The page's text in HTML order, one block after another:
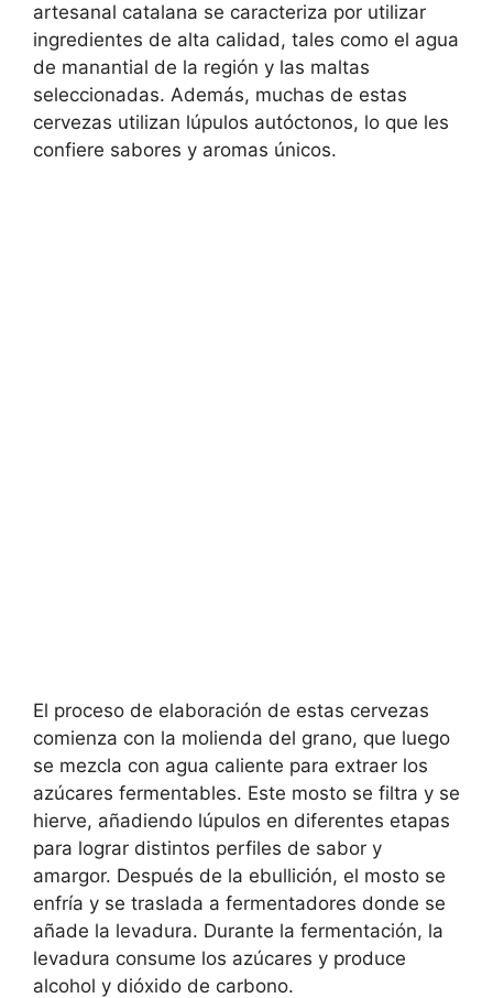
artesanal catalana se caracteriza por utilizar
ingredientes de alta calidad, tales como el agua
de manantial de la región y las maltas
seleccionadas. Además, muchas de estas
cervezas utilizan lúpulos autóctonos, lo que les
confiere sabores y aromas únicos.
El proceso de elaboración de estas cervezas
comienza con la molienda del grano, que luego
se mezcla con agua caliente para extraer los
azúcares fermentables. Este mosto se filtra y se
hierve, añadiendo lúpulos en diferentes etapas
para lograr distintos perfiles de sabor y
amargor. Después de la ebullición, el mosto se
enfría y se traslada a fermentadores donde se
añade la levadura. Durante la fermentación, la
levadura consume los azúcares y produce
alcohol y dióxido de carbono.